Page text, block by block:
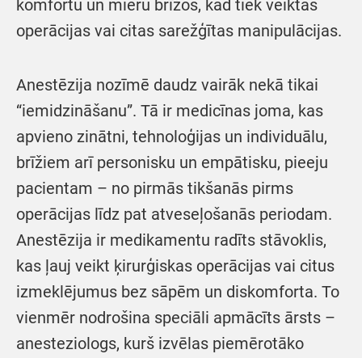
komfortu un mieru brīžos, kad tiek veiktas
operācijas vai citas sarežģītas manipulācijas.
Anestēzija nozīmē daudz vairāk nekā tikai
“iemidzināšanu”. Tā ir medicīnas joma, kas
apvieno zinātni, tehnoloģijas un individuālu,
brīžiem arī personisku un empātisku, pieeju
pacientam – no pirmās tikšanās pirms
operācijas līdz pat atveseļošanās periodam.
Anestēzija ir medikamentu radīts stāvoklis,
kas ļauj veikt ķirurģiskas operācijas vai citus
izmeklējumus bez sāpēm un diskomforta. To
vienmēr nodrošina speciāli apmācīts ārsts –
anesteziologs, kurš izvēlas piemērotāko